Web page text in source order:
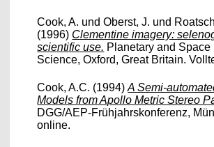
Cook, A. undOberst, J. und
(1996) Clementine imagery:
scientific use. Planetary and
Science, Oxford, Great Britain.
Cook, A.C. (1994)A Semi-
Models from Apollo Metric Stereo
DGG/AEP-Frühjahrskonferenz,
online.